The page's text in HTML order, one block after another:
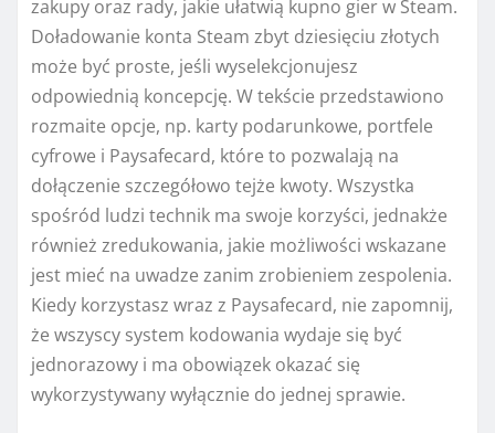
zakupy oraz rady, jakie ułatwią kupno gier w Steam.
Doładowanie konta Steam zbyt dziesięciu złotych
może być proste, jeśli wyselekcjonujesz
odpowiednią koncepcję. W tekście przedstawiono
rozmaite opcje, np. karty podarunkowe, portfele
cyfrowe i Paysafecard, które to pozwalają na
dołączenie szczegółowo tejże kwoty. Wszystka
spośród ludzi technik ma swoje korzyści, jednakże
również zredukowania, jakie możliwości wskazane
jest mieć na uwadze zanim zrobieniem zespolenia.
Kiedy korzystasz wraz z Paysafecard, nie zapomnij,
że wszyscy system kodowania wydaje się być
jednorazowy i ma obowiązek okazać się
wykorzystywany wyłącznie do jednej sprawie.